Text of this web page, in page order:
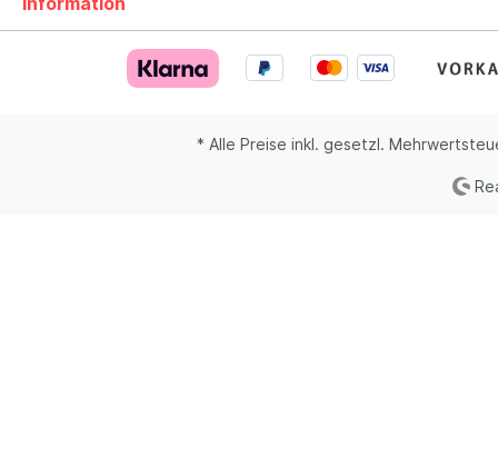
* Alle Preise inkl. gesetzl.